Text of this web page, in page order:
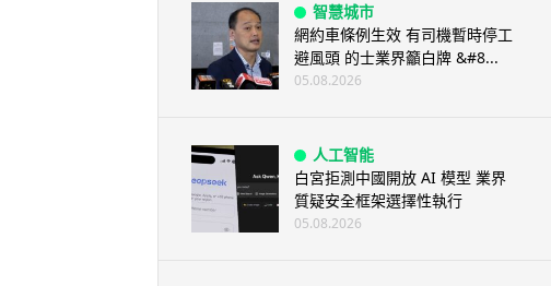
智慧城市
網約車條例生效 有司機暫時停工
避風頭 的士業界籲白牌 &#8...
05.08.2026
人工智能
白宮拒測中國開放 AI 模型 業界
質疑安全框架選擇性執行
05.08.2026